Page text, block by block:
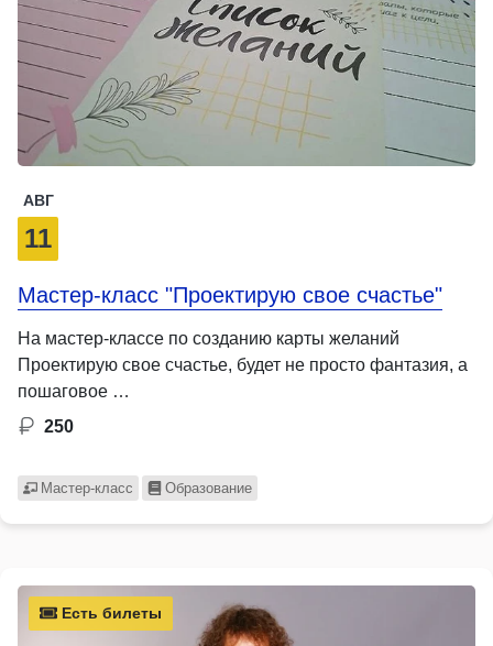
АВГ
11
Мастер-класс "Проектирую свое счастье"
На мастер-классе по созданию карты желаний
Проектирую свое счастье, будет не просто фантазия, а
пошаговое …
250
Мастер-класс Образование
Есть билеты